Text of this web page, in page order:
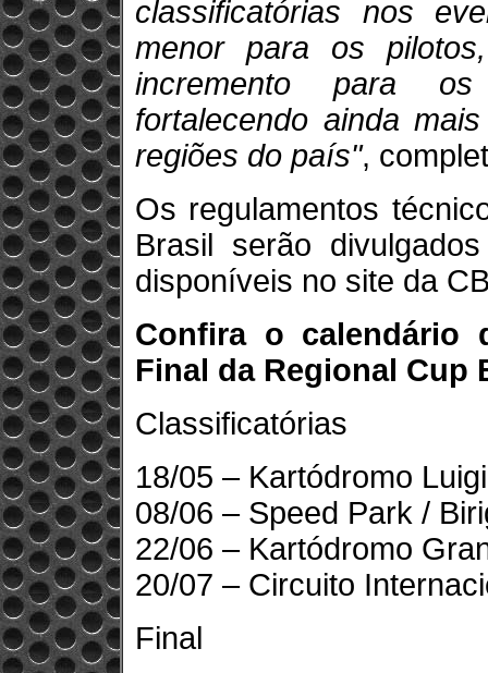
classificatórias nos
menor para os
incremento para
fortalecendo ainda
regiões do país",
Os regulamentos
Brasil serão
disponíveis no site da
Confira o calendário
Final da Regional Cup
Classificatórias
18/05 – Kartódromo
08/06 – Speed Park /
22/06 – Kartódromo
20/07 – Circuito
Final